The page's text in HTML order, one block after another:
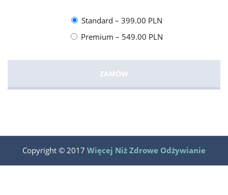
Standard – 399.00 PLN
Premium – 549.00 PLN
ZAMÓW
Copyright © 2017 Więcej Niż Zdrowe Odżywianie